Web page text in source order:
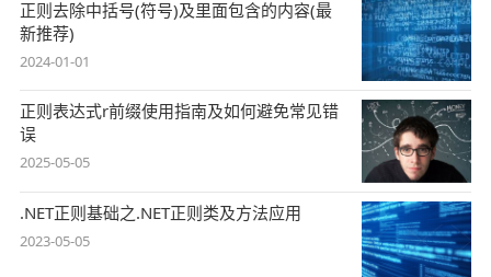
正则去除中括号(符号)及里面包含的内容(最
新推荐)
2024-01-01
正则表达式r前缀使用指南及如何避免常见错
误
2025-05-05
.NET正则基础之.NET正则类及方法应用
2023-05-05